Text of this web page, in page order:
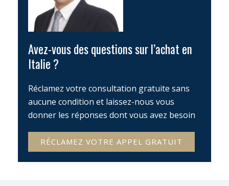
Avez-vous des questions sur l’achat en
Italie ?
Réclamez votre consultation gratuite sans
aucune condition et laissez-nous vous
donner les réponses dont vous avez besoin
RÉCLAMEZ VOTRE APPEL GRATUIT